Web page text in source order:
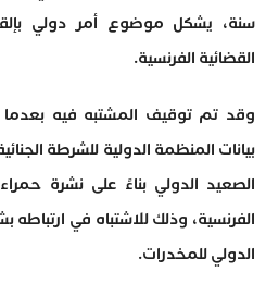
سنة، يشكل موضوع أمر دولي
القضائية الفرنسية.
وقد تم توقيف المشتبه فيه
بيانات المنظمة الدولية للشرطة
الصعيد الدولي بناءً على نشرة
الفرنسية، وذلك للاشتباه في
الدولي للمخدرات.